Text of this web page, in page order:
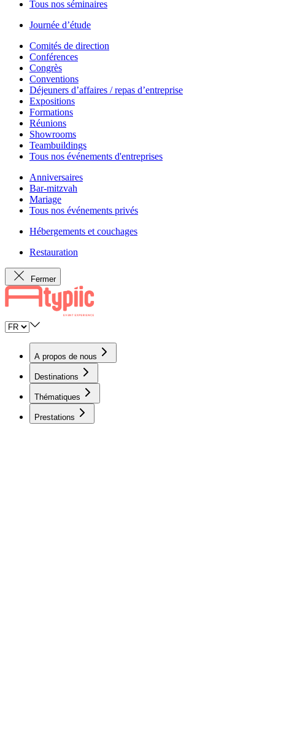
Tous nos séminaires
Journée d’étude
Comités de direction
Conférences
Congrès
Conventions
Déjeuners d’affaires / repas d’entreprise
Expositions
Formations
Réunions
Showrooms
Teambuildings
Tous nos événements d'entreprises
Anniversaires
Bar-mitzvah
Mariage
Tous nos événements privés
Hébergements et couchages
Restauration
Fermer
A propos de nous
Destinations
Thématiques
Prestations